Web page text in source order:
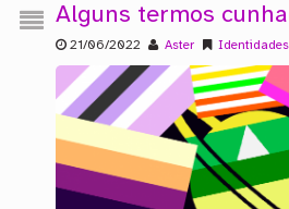
Alguns termos
21/06/2022 Aster